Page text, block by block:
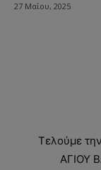
27 Μαΐου, 2025
Τελούμε
ΑΓΙΟΥ